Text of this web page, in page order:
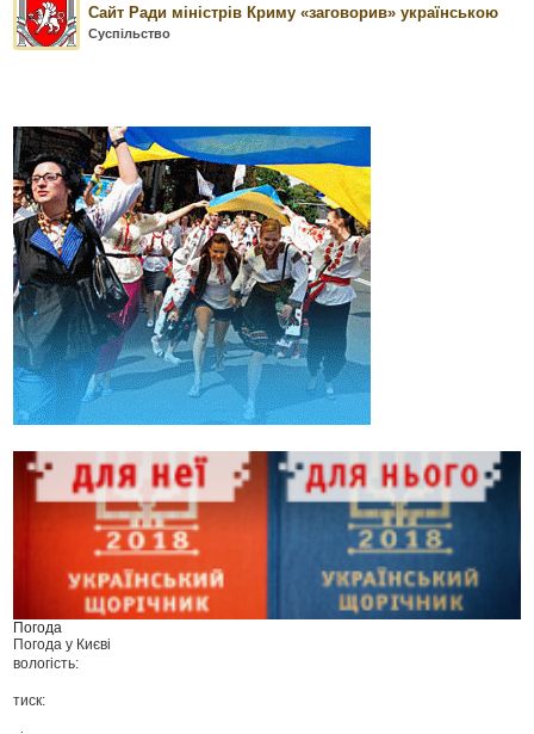
Сайт Ради міністрів Криму «заговорив» українською
Суспільство
Погода
Погода у Києві
вологість:
тиск: